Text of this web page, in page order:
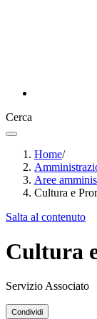
Cerca
Home/
Aree
Cultura e
Salta al contenuto
Cultura
Servizio Associato
Condividi